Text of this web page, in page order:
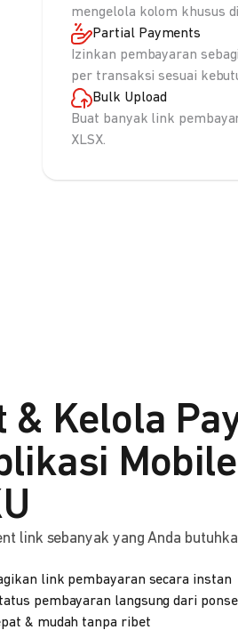
mengelola kolom khusus
Partial Payments
Izinkan pembayaran
per transaksi sesuai
Bulk Upload
Buat banyak link
XLSX.
& Kelola
link sebanyak yang Anda
link pembayaran secara instan
pembayaran langsung dari
& mudah tanpa ribet